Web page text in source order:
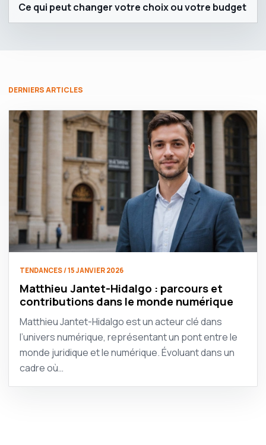
Ce qui peut changer votre choix ou votre budget
DERNIERS ARTICLES
TENDANCES / 15 JANVIER 2026
Matthieu Jantet-Hidalgo : parcours et
contributions dans le monde numérique
Matthieu Jantet-Hidalgo est un acteur clé dans
l’univers numérique, représentant un pont entre le
monde juridique et le numérique. Évoluant dans un
cadre où…